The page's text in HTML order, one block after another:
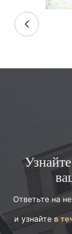
Ответьте на
и узнайтев